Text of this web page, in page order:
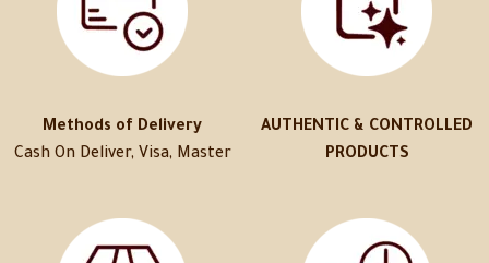
Methods of Delivery
Cash On Deliver, Visa, Master
AUTHENTIC & CONTROLLED
PRODUCTS